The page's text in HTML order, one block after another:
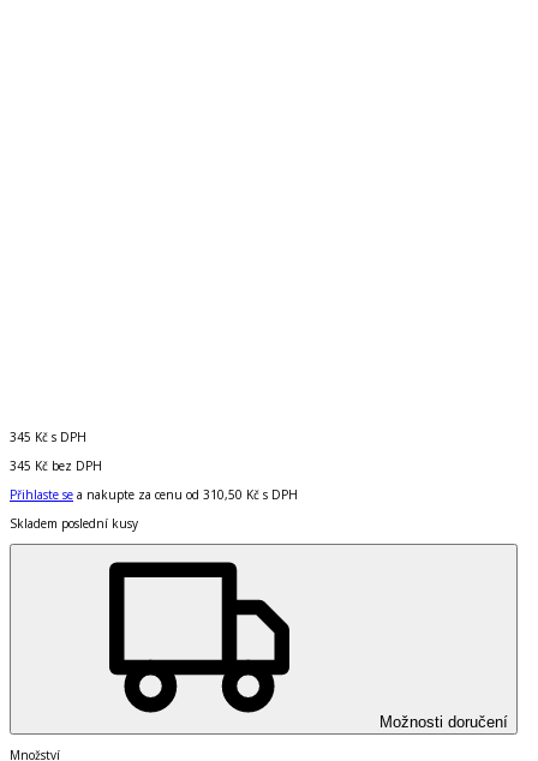
345 Kč s DPH
345 Kč bez DPH
Přihlaste se a nakupte za cenu od 310,50 Kč s DPH
Skladem poslední kusy
Možnosti doručení
Množství